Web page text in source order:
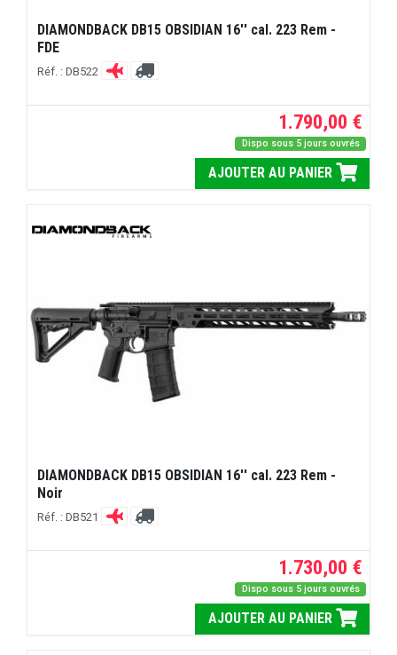
DIAMONDBACK DB15 OBSIDIAN 16'' cal. 223 Rem -
FDE
Réf. : DB522
1.790,00 €
Dispo sous 5 jours ouvrés
AJOUTER AU PANIER
DIAMONDBACK DB15 OBSIDIAN 16'' cal. 223 Rem -
Noir
Réf. : DB521
1.730,00 €
Dispo sous 5 jours ouvrés
AJOUTER AU PANIER